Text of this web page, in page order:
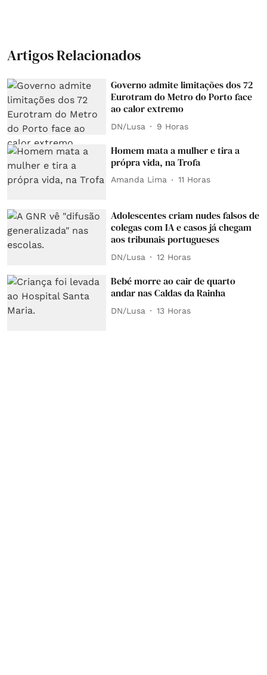
Artigos Relacionados
Governo admite limitações dos 72
Eurotram do Metro do Porto face
ao calor extremo
DN/Lusa 9 Horas
Homem mata a mulher e tira a
própra vida, na Trofa
Amanda Lima 11 Horas
Adolescentes criam nudes falsos de
colegas com IA e casos já chegam
aos tribunais portugueses
DN/Lusa 12 Horas
Bebé morre ao cair de quarto
andar nas Caldas da Rainha
DN/Lusa 13 Horas